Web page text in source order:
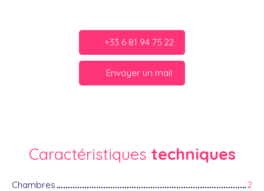
+33 6 81 94 75 22
Envoyer un mail
Caractéristiques techniques
Chambres
2